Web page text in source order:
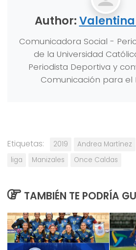
Author:
Comunicadora Social -
de la Universidad
Periodista Deportiva y
Comunicación para el
Etiquetas: 2019 Andrea Martínez
liga
Manizales Once Caldas
TAMBIÉN TE PODRÍA